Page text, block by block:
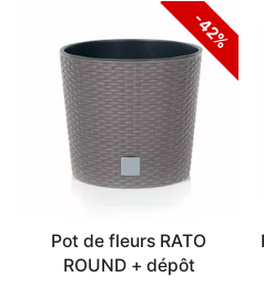
-42%
Pot de fleurs RATO
ROUND + dépôt